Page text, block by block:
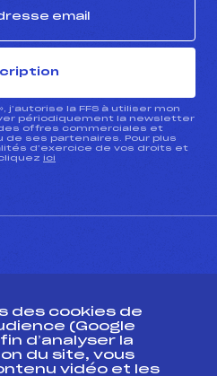
j’autorise la FFS à utiliser mon
périodiquement la newsletter
offres commerciales et
de ses partenaires. Pour plus
d’exercice de vos droits et
ici
des cookies de
(Google
d’analyser la
du site, vous
vidéo et les